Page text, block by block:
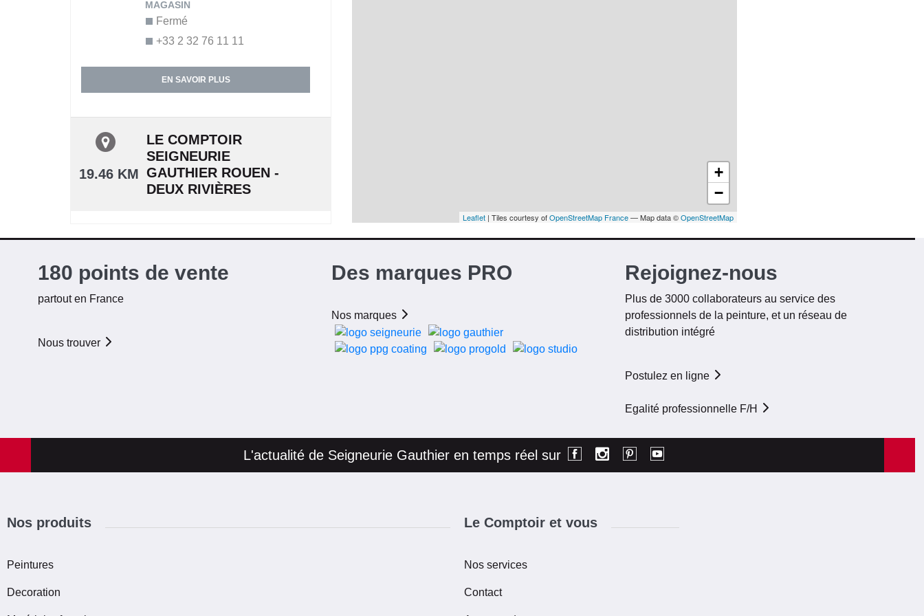
+33 2 32 76 11 11
Fermé
EN SAVOIR PLUS
19.46 KM
LE COMPTOIR
SEIGNEURIE
GAUTHIER ROUEN -
DEUX RIVIÈRES
ZA des deux Rivières,Route de
76000 Rouen
GAUTHIER ROUEN -
28/08/2026 de 07h30 à
+
−
Leaflet | Tiles courtesy ofOpenStreetMap France— Map data ©OpenStreetMap
180 points de vente
partout en France
Nous trouver
Des marques PRO
Nos marques
Rejoignez-nous
Plus de 3000 collaborateurs au service des
professionnels de la peinture, et un réseau de
distribution intégré
Postulez en ligne
Egalité professionnelle F/H
L'actualité de Seigneurie Gauthier en temps réel sur
Nos produits
Peintures
Decoration
Le Comptoir et vous
Nos services
Contact